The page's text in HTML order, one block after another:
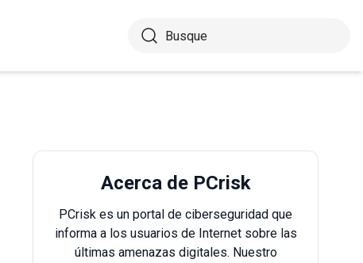
Acerca de PCrisk
PCrisk es un portal de ciberseguridad que
informa a los usuarios de Internet sobre las
últimas amenazas digitales. Nuestro